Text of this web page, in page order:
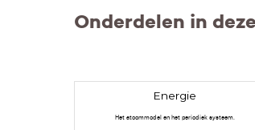
Onderdelen in
Energie
Het atoommodel en het periodiek systeem.